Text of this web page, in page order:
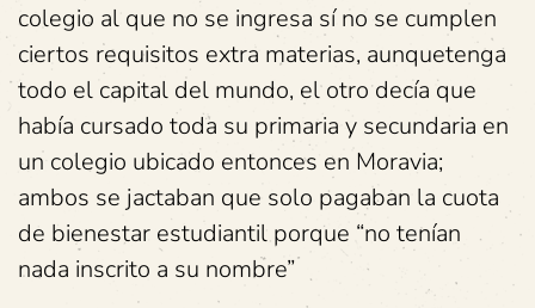
colegio al que no se ingresa sí no se cumplen
ciertos requisitos extra materias, aunquetenga
todo el capital del mundo, el otro decía que
había cursado toda su primaria y secundaria en
un colegio ubicado entonces en Moravia;
ambos se jactaban que solo pagaban la cuota
de bienestar estudiantil porque “no tenían
nada inscrito a su nombre”